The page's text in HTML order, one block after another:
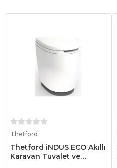
Thetford
Thetford iNDUS ECO Akıllı
Karavan Tuvalet ve